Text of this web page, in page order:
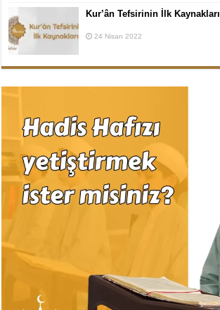
Kur’ân Tefsirinin İlk Kaynakları
24 Nisan 2022